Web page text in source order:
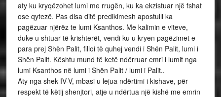
aty ku kryqëzohet lumi me rrugën, ku ka ekzistuar një fshat
ose qytezë. Pas disa ditë predikimesh apostulli ka
pagëzuar njërëz te lumi Ksanthos. Me kalimin e viteve,
duke u shtuar të krishterët, vendi ku u kryen pagëzimet e
para prej Shën Palit, filloi të quhej vendi i Shën Palit, lumi i
Shën Palit. Kështu mund të ketë ndërruar emri i lumit nga
lumi Ksanthos në lumi i Shën Palit / lumi i Palit..
Aty nga shek IV-V, mbasi u lejua ndërtimi i kishave, për
respekt të këtij shenjtori, atje u ndërtua një kishë me emrin